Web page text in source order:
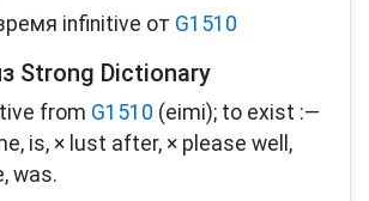
infinitive от G1510
Strong Dictionary
from G1510 (eimi); to exist :—
is, × lust after, × please well,
was.